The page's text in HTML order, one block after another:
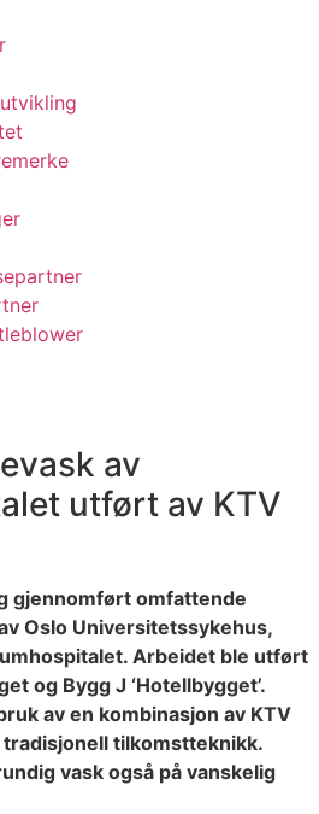
av
utført av KTV
gjennomført omfattende
Oslo Universitetssykehus,
Arbeidet ble utført
og Bygg J ‘Hotellbygget’.
av en kombinasjon av KTV
tilkomstteknikk.
vask også på vanskelig